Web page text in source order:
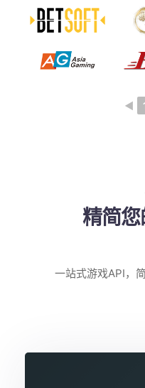
◄
精简
一站式游戏API，